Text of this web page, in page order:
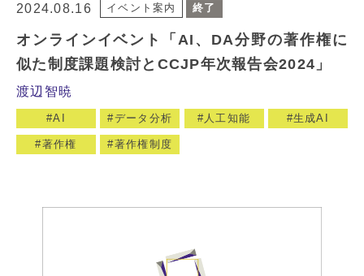
2024.08.16 イベント案内 終了
オンラインイベント「AI、DA分野の著作権に
似た制度課題検討とCCJP年次報告会2024」
渡辺智暁
AI データ分析 人工知能 生成AI
著作権 著作権制度